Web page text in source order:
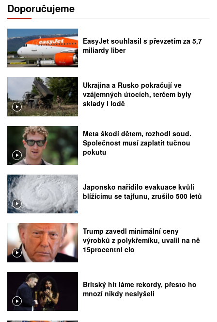
Doporučujeme
EasyJet souhlasil s převzetím za 5,7
miliardy liber
Ukrajina a Rusko pokračují ve
vzájemných útocích, terčem byly
sklady i lodě
Meta škodí dětem, rozhodl soud.
Společnost musí zaplatit tučnou
pokutu
Japonsko nařídilo evakuace kvůli
blížícímu se tajfunu, zrušilo 500 letů
Trump zavedl minimální ceny
výrobků z polykřemíku, uvalil na ně
15procentní clo
Britský hit láme rekordy, přesto ho
mnozí nikdy neslyšeli